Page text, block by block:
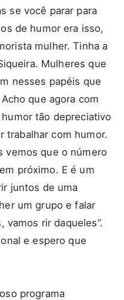
se você parar para
de humor era isso,
mulher. Tinha a
Mulheres que
nesses papéis que
que agora com
tão depreciativo
trabalhar com humor.
vemos que o número
próximo. E é um
juntos de uma
um grupo e falar
vamos rir daqueles”.
e espero que
programa